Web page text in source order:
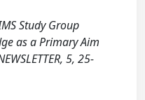
Study Group
as a Primary Aim
5, 25-